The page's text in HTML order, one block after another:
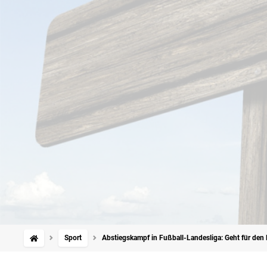
Sport Abstiegskampf in Fußball-Landesliga: Geht für